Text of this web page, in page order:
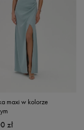
maxi w kolorze
zł